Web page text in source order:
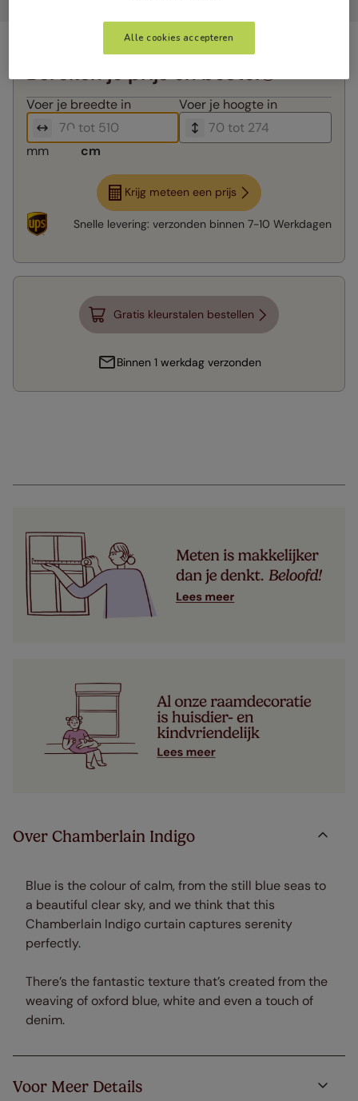
Bereken je prijs en bestel
Voer je breedte in Voer je hoogte in
mm cm
Krijg meteen een prijs
Snelle levering: verzonden binnen 7-10 Werkdagen
Gratis kleurstalen bestellen
Binnen 1 werkdag verzonden
Over Chamberlain Indigo
Blue is the colour of calm, from the still blue seas to
a beautiful clear sky, and we think that this
Chamberlain Indigo curtain captures serenity
perfectly.
There’s the fantastic texture that’s created from the
weaving of oxford blue, white and even a touch of
denim.
Voor Meer Details
Alle cookies accepteren